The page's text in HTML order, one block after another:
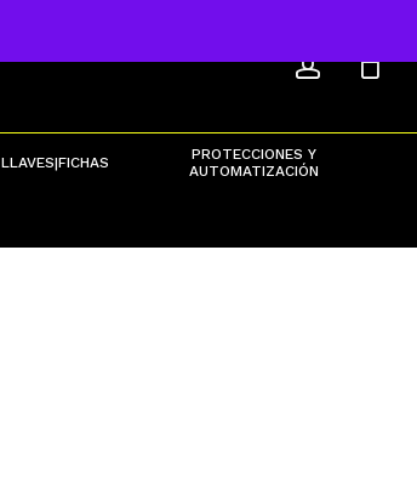
LLAVES|FICHAS
PROTECCIONES Y
AUTOMATIZACIÓN
Cart